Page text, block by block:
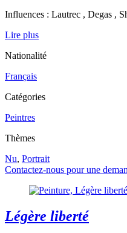
Influences : Lautrec , Degas ,
Lire plus
Nationalité
Français
Catégories
Peintres
Thèmes
Nu, Portrait
Contactez-nous pour une
Légère liberté